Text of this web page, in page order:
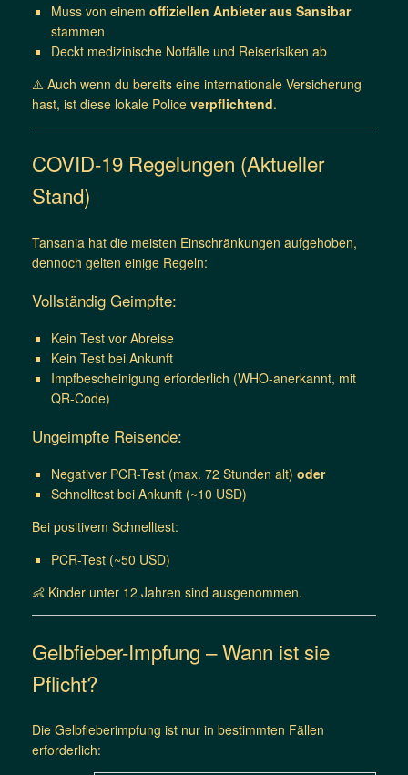
Muss von einem offiziellen Anbieter aus Sansibar
stammen
Deckt medizinische Notfälle und Reiserisiken ab
⚠️ Auch wenn du bereits eine internationale Versicherung
hast, ist diese lokale Police verpflichtend.
COVID-19 Regelungen (Aktueller
Stand)
Tansania hat die meisten Einschränkungen aufgehoben,
dennoch gelten einige Regeln:
Vollständig Geimpfte:
Kein Test vor Abreise
Kein Test bei Ankunft
Impfbescheinigung erforderlich (WHO-anerkannt, mit
QR-Code)
Ungeimpfte Reisende:
Negativer PCR-Test (max. 72 Stunden alt) oder
Schnelltest bei Ankunft (~10 USD)
Bei positivem Schnelltest:
PCR-Test (~50 USD)
👶 Kinder unter 12 Jahren sind ausgenommen.
Gelbfieber-Impfung – Wann ist sie
Pflicht?
Die Gelbfieberimpfung ist nur in bestimmten Fällen
erforderlich: